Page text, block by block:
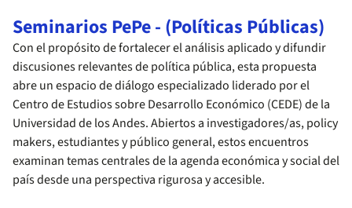
Seminarios PePe - (Políticas Públicas)
Con el propósito de fortalecer el análisis aplicado y difundir
discusiones relevantes de política pública, esta propuesta
abre un espacio de diálogo especializado liderado por el
Centro de Estudios sobre Desarrollo Económico (CEDE) de la
Universidad de los Andes. Abiertos a investigadores/as, policy
makers, estudiantes y público general, estos encuentros
examinan temas centrales de la agenda económica y social del
país desde una perspectiva rigurosa y accesible.